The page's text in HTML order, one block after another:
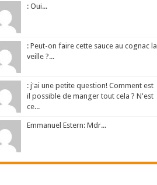
: Oui...
: Peut-on faire cette sauce au cognac la
veille ?...
: j'ai une petite question! Comment est
il possible de manger tout cela ? N'est
ce...
Emmanuel Estern: Mdr...